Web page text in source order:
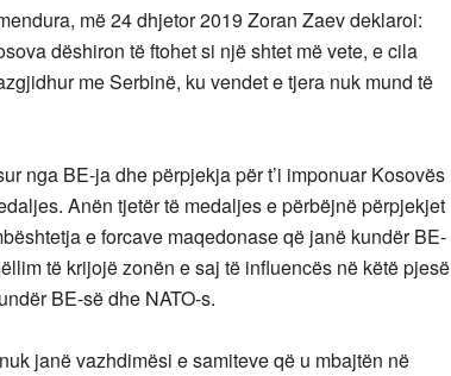
më 24 dhjetor 2019 Zoran Zaev deklaroi:
dëshiron të ftohet si një shtet më vete, e cila
me Serbinë, ku vendet e tjera nuk mund të
nga BE-ja dhe përpjekja për t’i imponuar Kosovës
Anën tjetër të medaljes e përbëjnë përpjekjet
e forcave maqedonase që janë kundër BE-
të krijojë zonën e saj të influencës në këtë pjesë
BE-së dhe NATO-s.
janë vazhdimësi e samiteve që u mbajtën në